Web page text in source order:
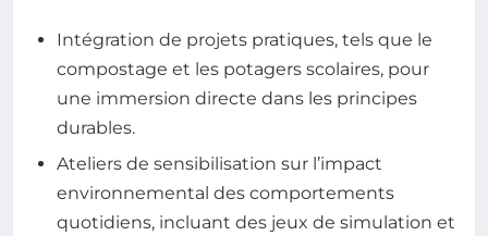
Intégration de projets pratiques, tels que le
compostage et les potagers scolaires, pour
une immersion directe dans les principes
durables.
Ateliers de sensibilisation sur l’impact
environnemental des comportements
quotidiens, incluant des jeux de simulation et